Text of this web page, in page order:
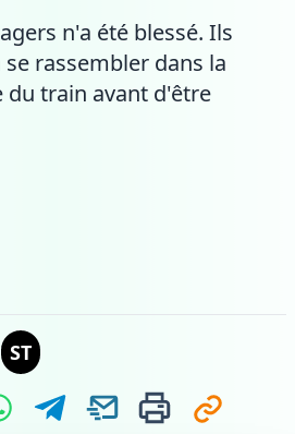
n'a été blessé. Ils
rassembler dans la
du train avant d'être
ST